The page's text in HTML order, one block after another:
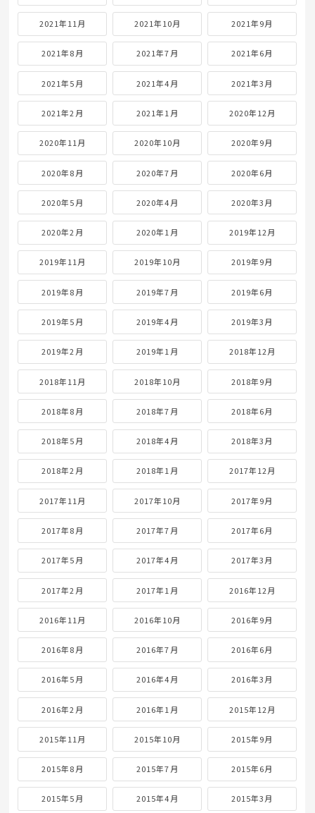
2021年11月 2021年10月 2021年9月
2021年8月 2021年7月 2021年6月
2021年5月 2021年4月 2021年3月
2021年2月 2021年1月 2020年12月
2020年11月 2020年10月 2020年9月
2020年8月 2020年7月 2020年6月
2020年5月 2020年4月 2020年3月
2020年2月 2020年1月 2019年12月
2019年11月 2019年10月 2019年9月
2019年8月 2019年7月 2019年6月
2019年5月 2019年4月 2019年3月
2019年2月 2019年1月 2018年12月
2018年11月 2018年10月 2018年9月
2018年8月 2018年7月 2018年6月
2018年5月 2018年4月 2018年3月
2018年2月 2018年1月 2017年12月
2017年11月 2017年10月 2017年9月
2017年8月 2017年7月 2017年6月
2017年5月 2017年4月 2017年3月
2017年2月 2017年1月 2016年12月
2016年11月 2016年10月 2016年9月
2016年8月 2016年7月 2016年6月
2016年5月 2016年4月 2016年3月
2016年2月 2016年1月 2015年12月
2015年11月 2015年10月 2015年9月
2015年8月 2015年7月 2015年6月
2015年5月 2015年4月 2015年3月